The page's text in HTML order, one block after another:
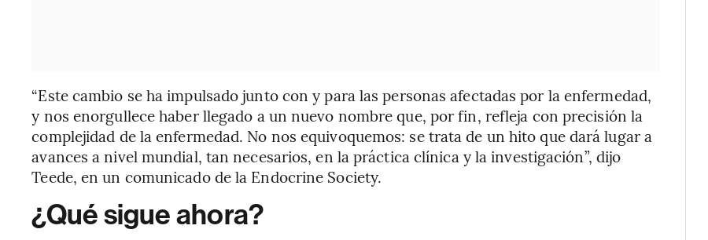
“Este cambio se ha impulsado junto con y para las personas afectadas por la enfermedad,
y nos enorgullece haber llegado a un nuevo nombre que, por fin, refleja con precisión la
complejidad de la enfermedad. No nos equivoquemos: se trata de un hito que dará lugar a
avances a nivel mundial, tan necesarios, en la práctica clínica y la investigación”, dijo
Teede, en un comunicado de la Endocrine Society.
¿Qué sigue ahora?